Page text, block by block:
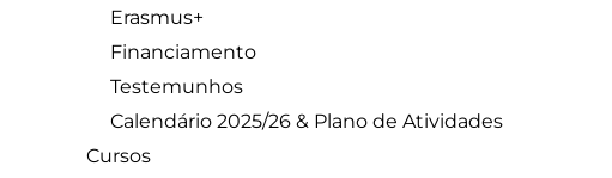
Erasmus+
Financiamento
Testemunhos
Calendário 2025/26 & Plano de Atividades
Cursos